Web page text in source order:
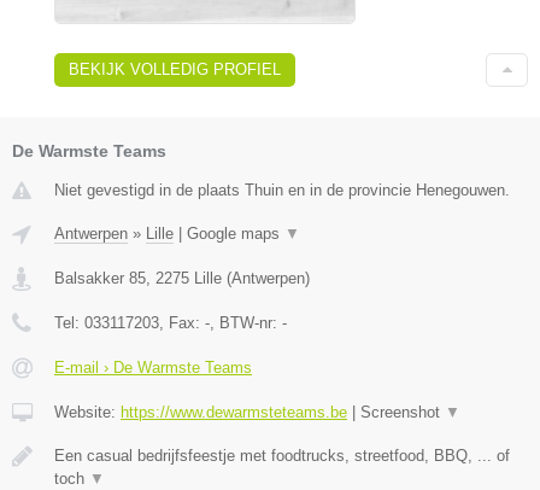
BEKIJK VOLLEDIG PROFIEL
De Warmste Teams
Niet gevestigd in de plaats Thuin en in de provincie Henegouwen.
Antwerpen » Lille Google maps ▼
Balsakker 85, 2275 Lille (Antwerpen)
Tel: 033117203, Fax: -, BTW-nr: -
E-mail › De Warmste Teams
Website: https://www.dewarmsteteams.be Screenshot ▼
Een casual bedrijfsfeestje met foodtrucks, streetfood, BBQ, ... of
toch ▼